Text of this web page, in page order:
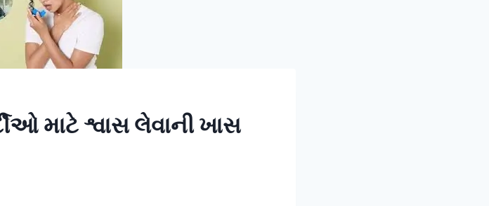
માટે શ્વાસ લેવાની ખાસ